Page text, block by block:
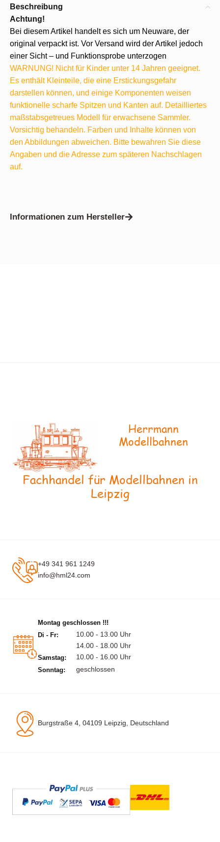
Beschreibung
Achtung!
Bei diesem Artikel handelt es sich um Neuware, der
original verpackt ist. Vor Versand wird der Artikel jedoch
einer Sicht – und Funktionsprobe unterzogen
WARNUNG! Nicht für Kinder unter 14 Jahren geeignet.
Es enthält Kleinteile, die eine Erstickungsgefahr
darstellen können, und einige Komponenten weisen
funktionelle scharfe Spitzen und Kanten auf. Detailliertes
maßstabsgetreues Modell für erwachsene Sammler.
Vorsichtig behandeln. Farben und Inhalte können von
den Abbildungen abweichen. Bitte bewahren Sie diese
Angaben und die Adresse zum späteren Nachschlagen
auf.
Informationen zum Hersteller
Herrmann
Modellbahnen
Fachhandel für Modellbahnen in
Leipzig
+49 341 961 1249
info@hml24.com
Montag geschlossen !!!
Di - Fr:
10.00 - 13.00 Uhr
14.00 - 18.00 Uhr
Samstag: 10.00 - 16.00 Uhr
Sonntag: geschlossen
Burgstraße 4, 04109 Leipzig, Deutschland